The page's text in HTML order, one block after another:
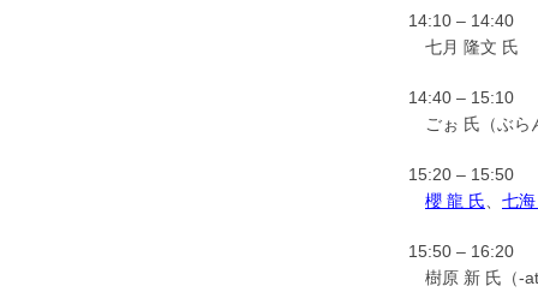
14:10 – 14:40
七月 隆文 氏
14:40 –
ごぉ 氏（ぶら
15:20 – 15:50
櫻 龍 氏
七
15:50 – 16:20
樹原 新 氏（